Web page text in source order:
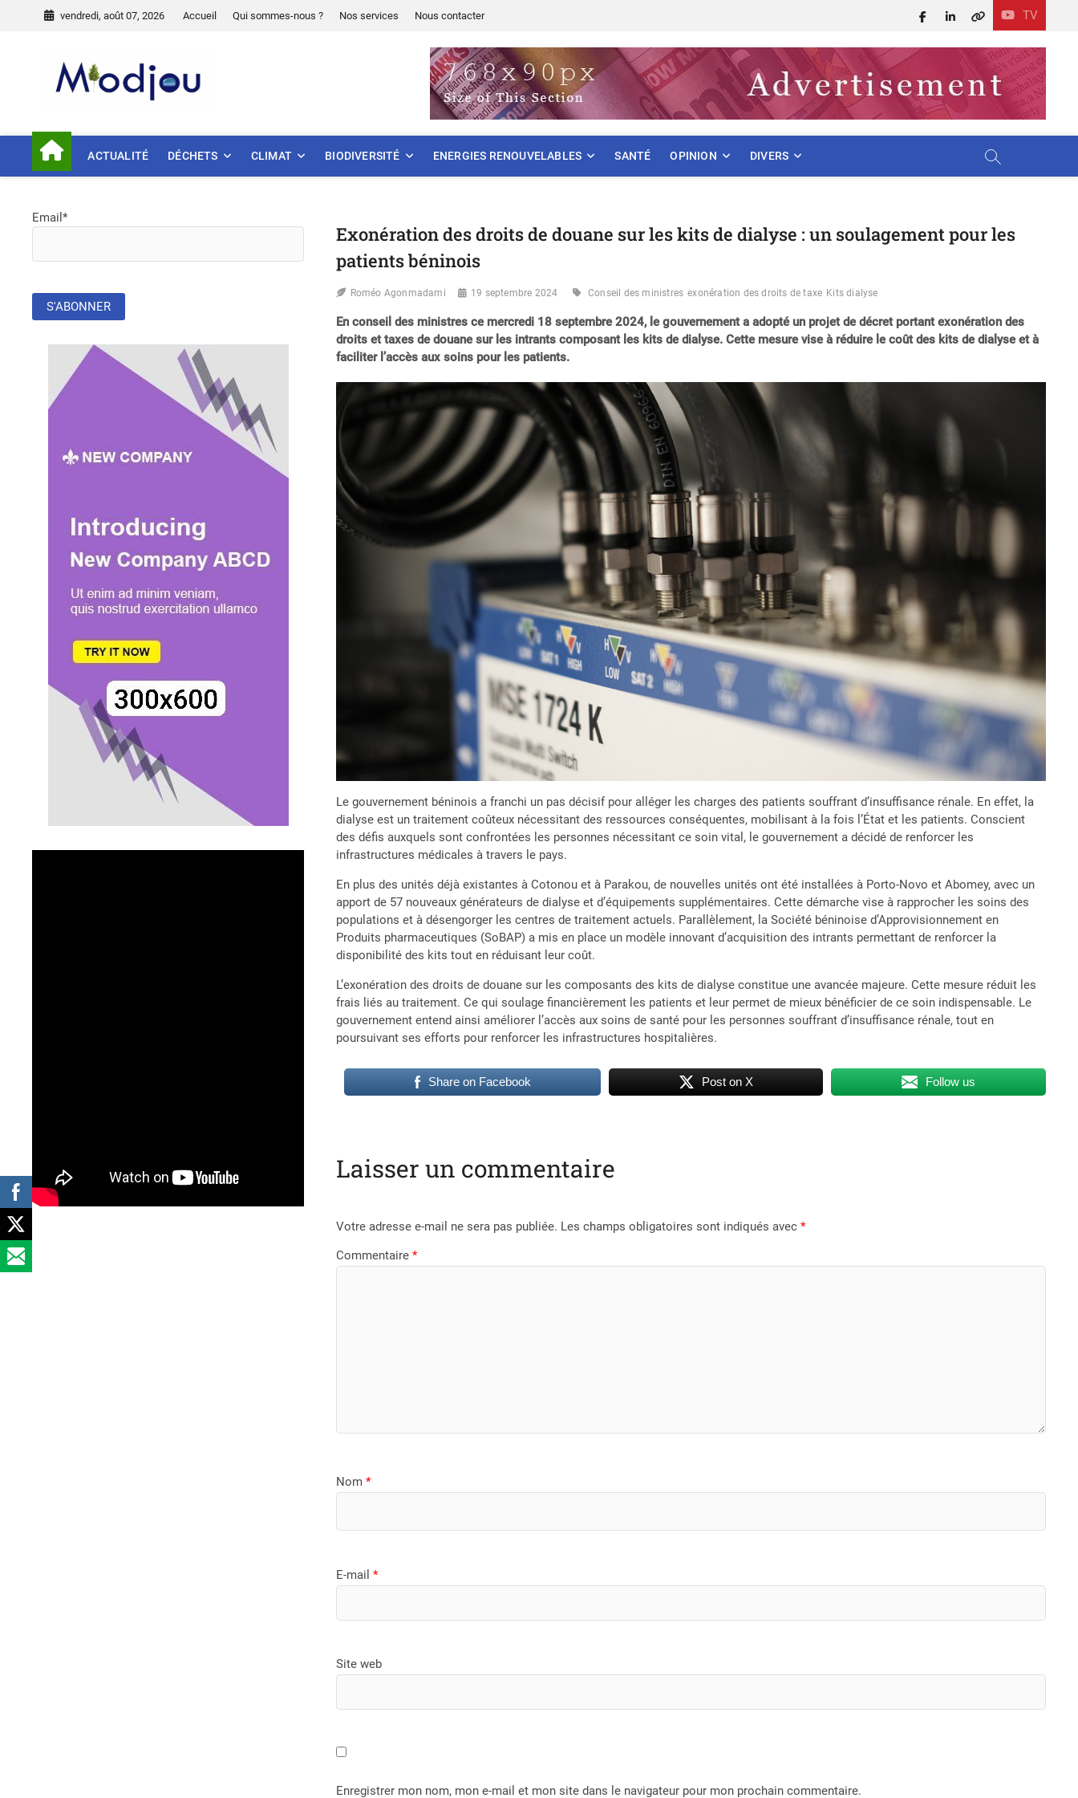
vendredi, août 07, 2026 Accueil Qui sommes-nous ? Nos services Nous contacter TV
Facebook
LinkedIn
X
ACTUALITÉ DÉCHETS CLIMAT BIODIVERSITÉ ENERGIES RENOUVELABLES SANTÉ OPINION DIVERS
Exonération des droits de douane sur les kits de dialyse : un soulagement pour les
patients béninois
Roméo Agonmadami 19 septembre 2024 Conseil des ministres exonération des droits de taxe Kits dialyse
En conseil des ministres ce mercredi 18 septembre 2024, le gouvernement a adopté un projet de décret portant exonération des
droits et taxes de douane sur les intrants composant les kits de dialyse. Cette mesure vise à réduire le coût des kits de dialyse et à
faciliter l’accès aux soins pour les patients.
Le gouvernement béninois a franchi un pas décisif pour alléger les charges des patients souffrant d’insuffisance rénale. En effet, la
dialyse est un traitement coûteux nécessitant des ressources conséquentes, mobilisant à la fois l’État et les patients. Conscient
des défis auxquels sont confrontées les personnes nécessitant ce soin vital, le gouvernement a décidé de renforcer les
infrastructures médicales à travers le pays.
En plus des unités déjà existantes à Cotonou et à Parakou, de nouvelles unités ont été installées à Porto-Novo et Abomey, avec un
apport de 57 nouveaux générateurs de dialyse et d’équipements supplémentaires. Cette démarche vise à rapprocher les soins des
populations et à désengorger les centres de traitement actuels. Parallèlement, la Société béninoise d’Approvisionnement en
Produits pharmaceutiques (SoBAP) a mis en place un modèle innovant d’acquisition des intrants permettant de renforcer la
disponibilité des kits tout en réduisant leur coût.
L’exonération des droits de douane sur les composants des kits de dialyse constitue une avancée majeure. Cette mesure réduit les
frais liés au traitement. Ce qui soulage financièrement les patients et leur permet de mieux bénéficier de ce soin indispensable. Le
gouvernement entend ainsi améliorer l’accès aux soins de santé pour les personnes souffrant d’insuffisance rénale, tout en
poursuivant ses efforts pour renforcer les infrastructures hospitalières.
Share on Facebook Post on X Follow us
Laisser un commentaire
Votre adresse e-mail ne sera pas publiée. Les champs obligatoires sont indiqués avec*
Commentaire*
Nom*
E-mail*
Site web
Enregistrer mon nom, mon e-mail et mon site dans le navigateur pour mon prochain commentaire.
Email*